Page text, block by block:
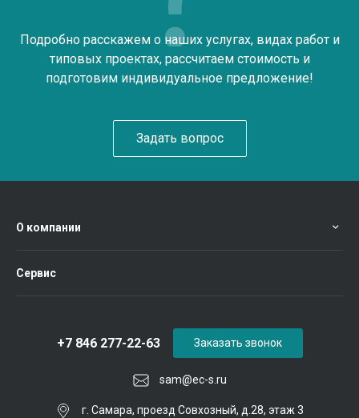
Подробно расскажем о наших услугах, видах работ и
типовых проектах, рассчитаем стоимость и
подготовим индивидуальное предложение!
Задать вопрос
О компании
Сервис
sam@ec-s.ru
+7 846 277-22-63
г. Самара, проезд Совхозный, д.28, этаж 3
Заказать звонок